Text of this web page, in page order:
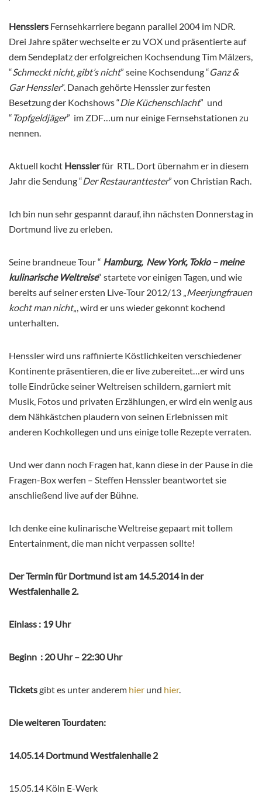
Hensslers Fernsehkarriere begann parallel 2004 im NDR.
Drei Jahre später wechselte er zu VOX und präsentierte auf
dem Sendeplatz der erfolgreichen Kochsendung Tim Mälzers,
“Schmeckt nicht, gibt’s nicht” seine Kochsendung “Ganz &
Gar Henssler”. Danach gehörte Henssler zur festen
Besetzung der Kochshows “Die Küchenschlacht” und
“ Topfgeldjäger” im ZDF…um nur einige Fernsehstationen zu
nennen.
Aktuell kocht Hensslerfür RTL. Dort übernahm er in diesem
Jahr die Sendung “Der Restauranttester” von Christian Rach.
Ich bin nun sehr gespannt darauf, ihn nächsten Donnerstag in
Dortmund live zu erleben.
Seine brandneue Tour “ Hamburg, New York, Tokio – meine
kulinarische Weltreise“ startete vor einigen Tagen, und wie
bereits auf seiner ersten Live-Tour 2012/13 „Meerjungfrauen
kocht man nicht„, wird er uns wieder gekonnt kochend
unterhalten.
Henssler wird uns raffinierte Köstlichkeiten verschiedener
Kontinente präsentieren, die er live zubereitet…er wird uns
tolle Eindrücke seiner Weltreisen schildern, garniert mit
Musik, Fotos und privaten Erzählungen, er wird ein wenig aus
dem Nähkästchen plaudern von seinen Erlebnissen mit
anderen Kochkollegen und uns einige tolle Rezepte verraten.
Und wer dann noch Fragen hat, kann diese in der Pause in die
Fragen-Box werfen – Steffen Henssler beantwortet sie
anschließend live auf der Bühne.
Ich denke eine kulinarische Weltreise gepaart mit tollem
Entertainment, die man nicht verpassen sollte!
Der Termin für Dortmund ist am 14.5.2014 in der
Westfalenhalle 2.
Einlass : 19 Uhr
Beginn : 20 Uhr – 22:30 Uhr
Ticketsgibt es unter anderem hier und hier.
Die weiteren Tourdaten:
14.05.14 Dortmund Westfalenhalle 2
15.05.14 Köln E-Werk